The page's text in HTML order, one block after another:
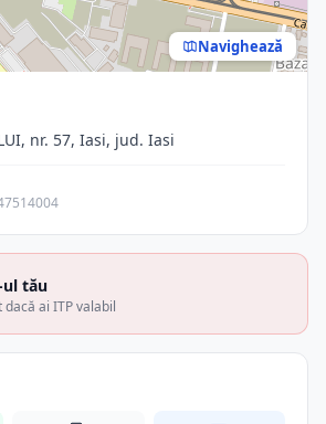
Navighează
nr. 57, Iasi, jud. Iasi
ul tău
ai ITP valabil